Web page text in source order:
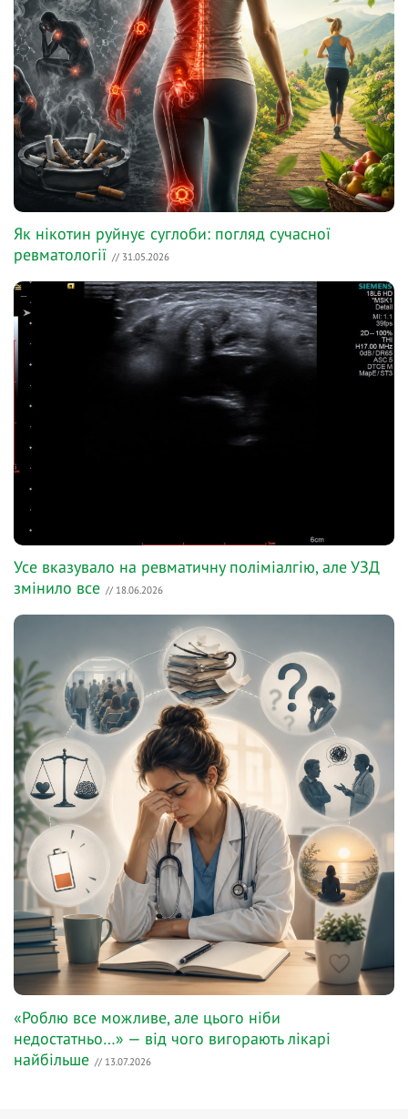
Як нікотин руйнує суглоби: погляд сучасної
ревматології // 31.05.2026
Усе вказувало на ревматичну поліміалгію, але УЗД
змінило все // 18.06.2026
«Роблю все можливе, але цього ніби
недостатньо…» — від чого вигорають лікарі
найбільше // 13.07.2026